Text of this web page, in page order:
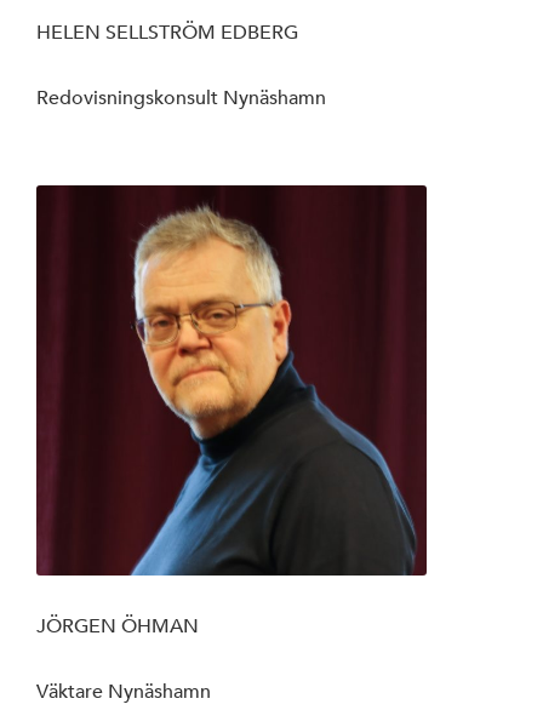
HELEN SELLSTRÖM EDBERG
Redovisningskonsult Nynäshamn
JÖRGEN ÖHMAN
Väktare Nynäshamn